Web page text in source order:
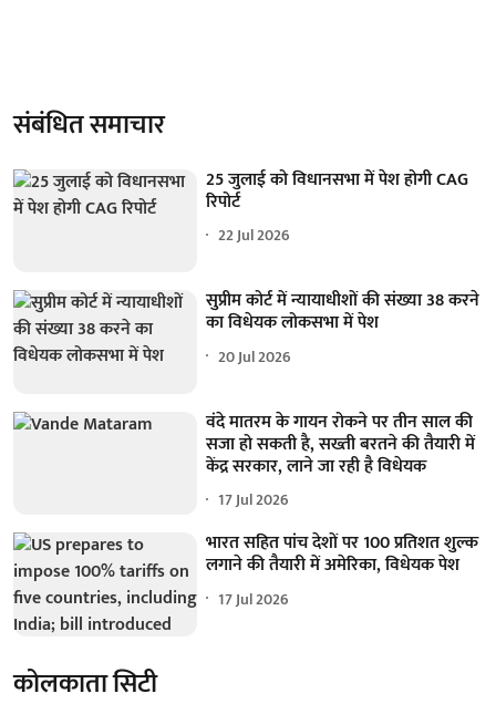
संबंधित समाचार
25 जुलाई को विधानसभा में पेश होगी CAG
रिपोर्ट
22 Jul 2026
सुप्रीम कोर्ट में न्यायाधीशों की संख्या 38 करने
का विधेयक लोकसभा में पेश
20 Jul 2026
वंदे मातरम के गायन रोकने पर तीन साल की
सजा हो सकती है, सख्ती बरतने की तैयारी में
केंद्र सरकार, लाने जा रही है विधेयक
17 Jul 2026
भारत सहित पांच देशों पर 100 प्रतिशत शुल्क
लगाने की तैयारी में अमेरिका, विधेयक पेश
17 Jul 2026
कोलकाता सिटी